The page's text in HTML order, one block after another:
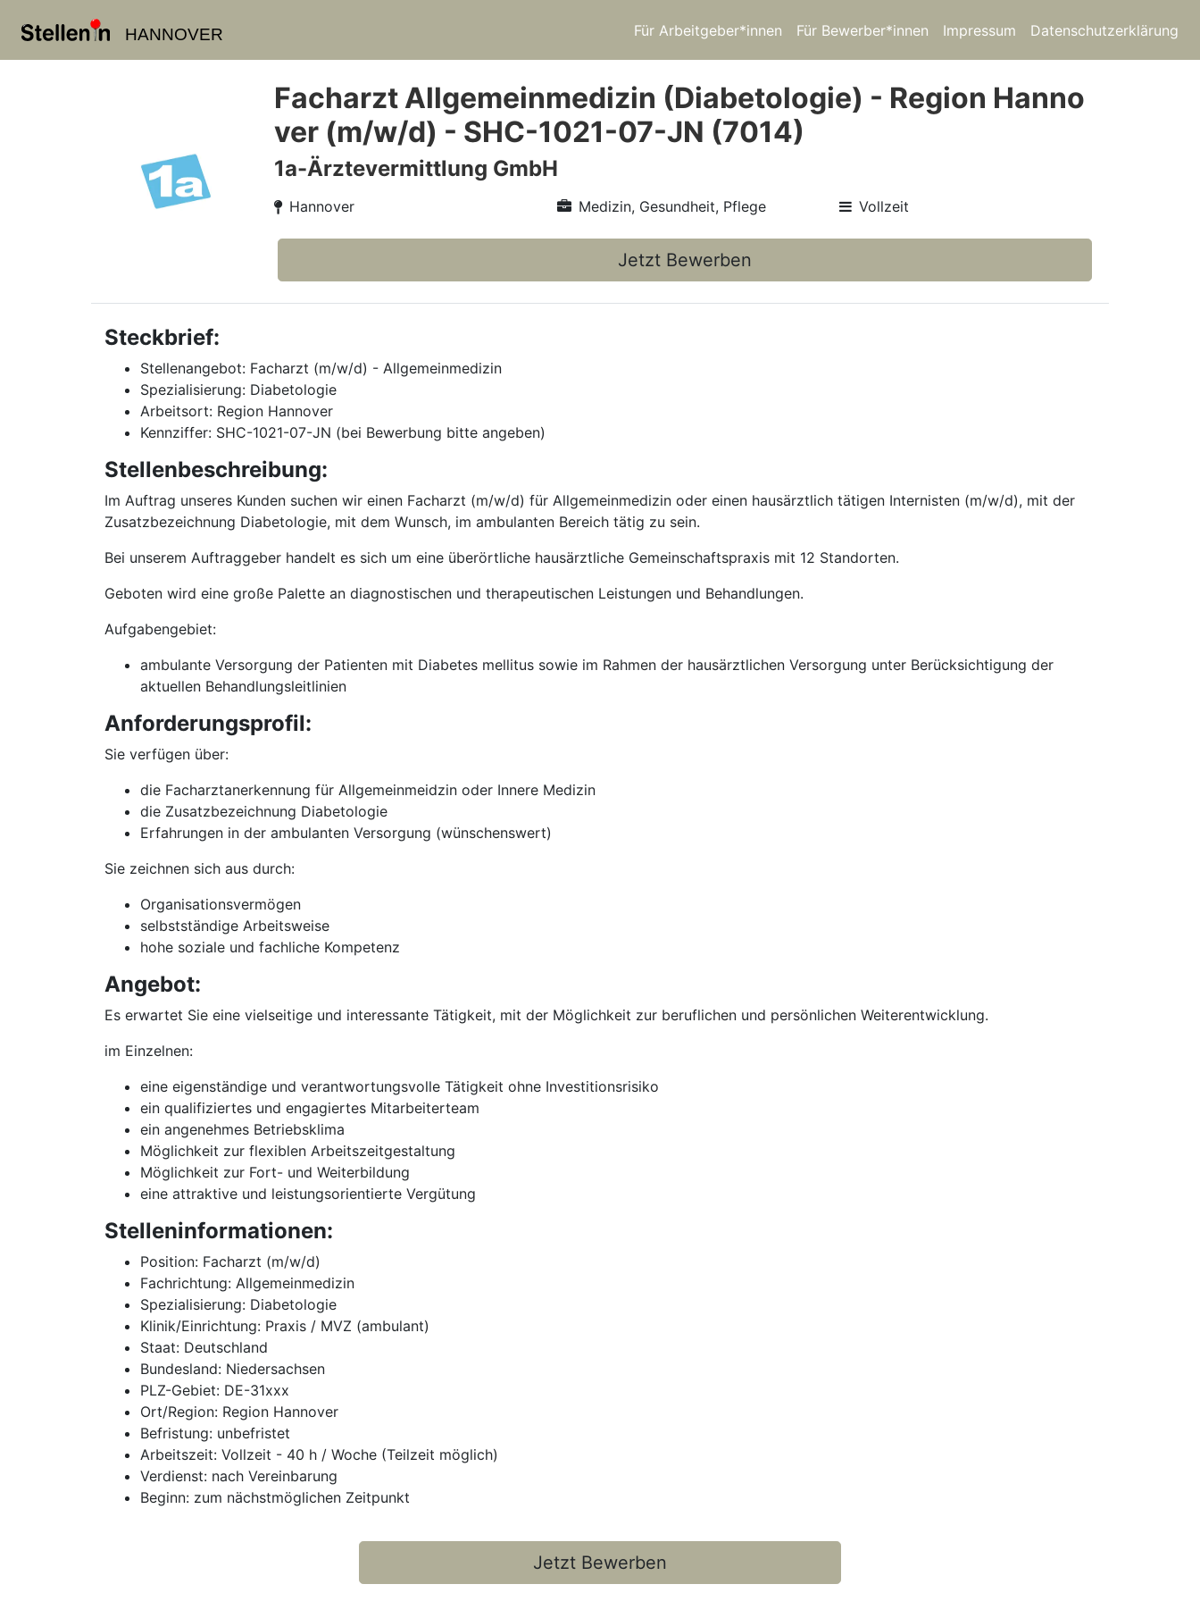
HANNOVER Für Arbeitgeber*innen Für Bewerber*innen Impressum Datenschutzerklärung
Facharzt Allgemeinmedizin (Diabetologie) - Region Hanno
ver (m/w/d) - SHC-1021-07-JN (7014)
1a-Ärztevermittlung GmbH
Hannover Medizin, Gesundheit, Pflege Vollzeit
Jetzt Bewerben
Steckbrief:
Stellenangebot: Facharzt (m/w/d) - Allgemeinmedizin
Spezialisierung: Diabetologie
Arbeitsort: Region Hannover
Kennziffer: SHC-1021-07-JN (bei Bewerbung bitte angeben)
Stellenbeschreibung:
Im Auftrag unseres Kunden suchen wir einen Facharzt (m/w/d) für Allgemeinmedizin oder einen hausärztlich tätigen Internisten (m/w/d), mit der
Zusatzbezeichnung Diabetologie, mit dem Wunsch, im ambulanten Bereich tätig zu sein.
Bei unserem Auftraggeber handelt es sich um eine überörtliche hausärztliche Gemeinschaftspraxis mit 12 Standorten.
Geboten wird eine große Palette an diagnostischen und therapeutischen Leistungen und Behandlungen.
Aufgabengebiet:
ambulante Versorgung der Patienten mit Diabetes mellitus sowie im Rahmen der hausärztlichen Versorgung unter Berücksichtigung der
aktuellen Behandlungsleitlinien
Anforderungsprofil:
Sie verfügen über:
die Facharztanerkennung für Allgemeinmeidzin oder Innere Medizin
die Zusatzbezeichnung Diabetologie
Erfahrungen in der ambulanten Versorgung (wünschenswert)
Sie zeichnen sich aus durch:
Organisationsvermögen
selbstständige Arbeitsweise
hohe soziale und fachliche Kompetenz
Angebot:
Es erwartet Sie eine vielseitige und interessante Tätigkeit, mit der Möglichkeit zur beruflichen und persönlichen Weiterentwicklung.
im Einzelnen:
eine eigenständige und verantwortungsvolle Tätigkeit ohne Investitionsrisiko
ein qualifiziertes und engagiertes Mitarbeiterteam
ein angenehmes Betriebsklima
Möglichkeit zur flexiblen Arbeitszeitgestaltung
Möglichkeit zur Fort- und Weiterbildung
eine attraktive und leistungsorientierte Vergütung
Stelleninformationen:
Position: Facharzt (m/w/d)
Fachrichtung: Allgemeinmedizin
Spezialisierung: Diabetologie
Klinik/Einrichtung: Praxis / MVZ (ambulant)
Staat: Deutschland
Bundesland: Niedersachsen
PLZ-Gebiet: DE-31xxx
Ort/Region: Region Hannover
Befristung: unbefristet
Arbeitszeit: Vollzeit - 40 h / Woche (Teilzeit möglich)
Verdienst: nach Vereinbarung
Beginn: zum nächstmöglichen Zeitpunkt
Jetzt Bewerben